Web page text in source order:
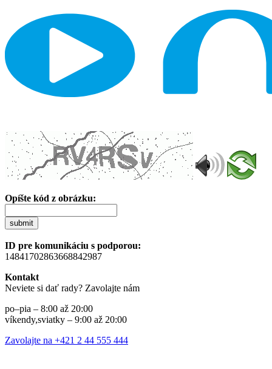
Opíšte kód z obrázku:
submit
ID pre komunikáciu s podporou:
14841702863668842987
Kontakt
Neviete si dať rady? Zavolajte nám
po–pia – 8:00 až 20:00
víkendy,sviatky – 9:00 až 20:00
Zavolajte na +421 2 44 555 444